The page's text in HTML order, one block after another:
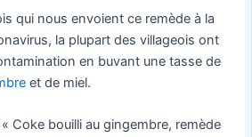
qui nous envoient ce remède à la
la plupart des villageois ont
en buvant une tasse de
et de miel.
« Coke bouilli au gingembre, remède